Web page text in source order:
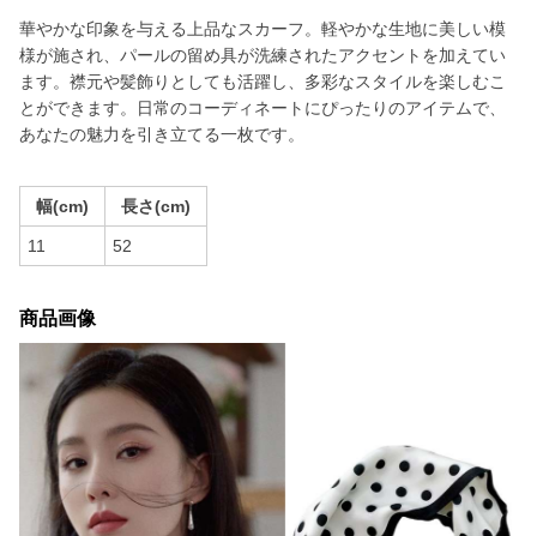
華やかな印象を与える上品なスカーフ。軽やかな生地に美しい模
様が施され、パールの留め具が洗練されたアクセントを加えてい
ます。襟元や髪飾りとしても活躍し、多彩なスタイルを楽しむこ
とができます。日常のコーディネートにぴったりのアイテムで、
あなたの魅力を引き立てる一枚です。
幅(cm) 長さ(cm)
11 52
商品画像